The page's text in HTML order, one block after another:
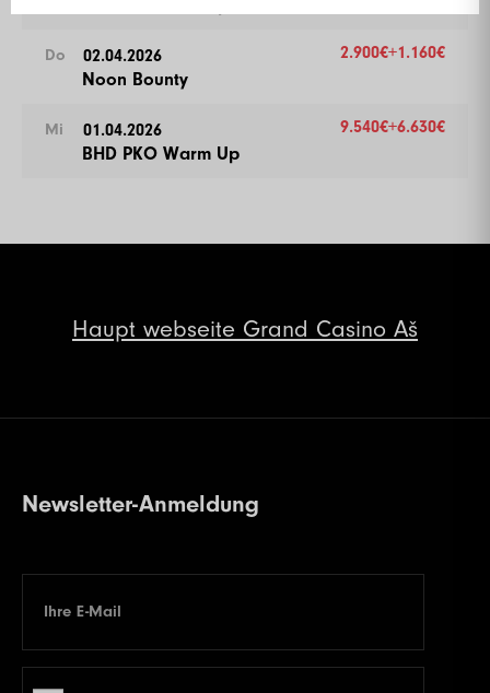
Do 02.04.2026
Noon Bounty
2.900€+1.160€
Mi 01.04.2026
BHD PKO Warm Up
9.540€+6.630€
Haupt webseite Grand Casino Aš
Newsletter-Anmeldung
Ihre E-Mail